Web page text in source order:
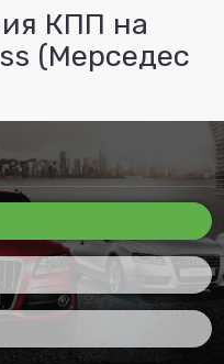
КПП на
(Мерседес